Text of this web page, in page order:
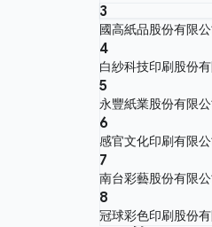
3
國高紙品股份有限
4
白紗科技印刷股份
5
永豐紙業股份有限
6
感官文化印刷有限公
7
南台彩藝股份有限公
8
冠球彩色印刷股份